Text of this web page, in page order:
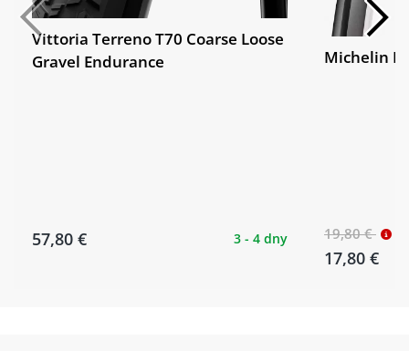
Vittoria Terreno T70 Coarse Loose
Gravel Endurance
57,80 € 3 - 4 dny
Michelin
19,80 €
17,80 €